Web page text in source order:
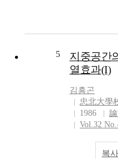
5
지중공간
열효과(I)
김흥곤
忠北大學
1986
Vol.32
복